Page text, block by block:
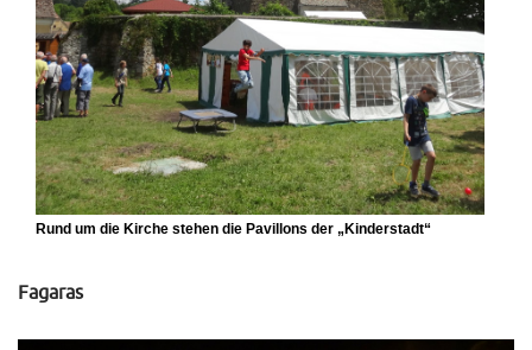
Rund um die Kirche stehen die Pavillons der „Kinderstadt“
Fagaras